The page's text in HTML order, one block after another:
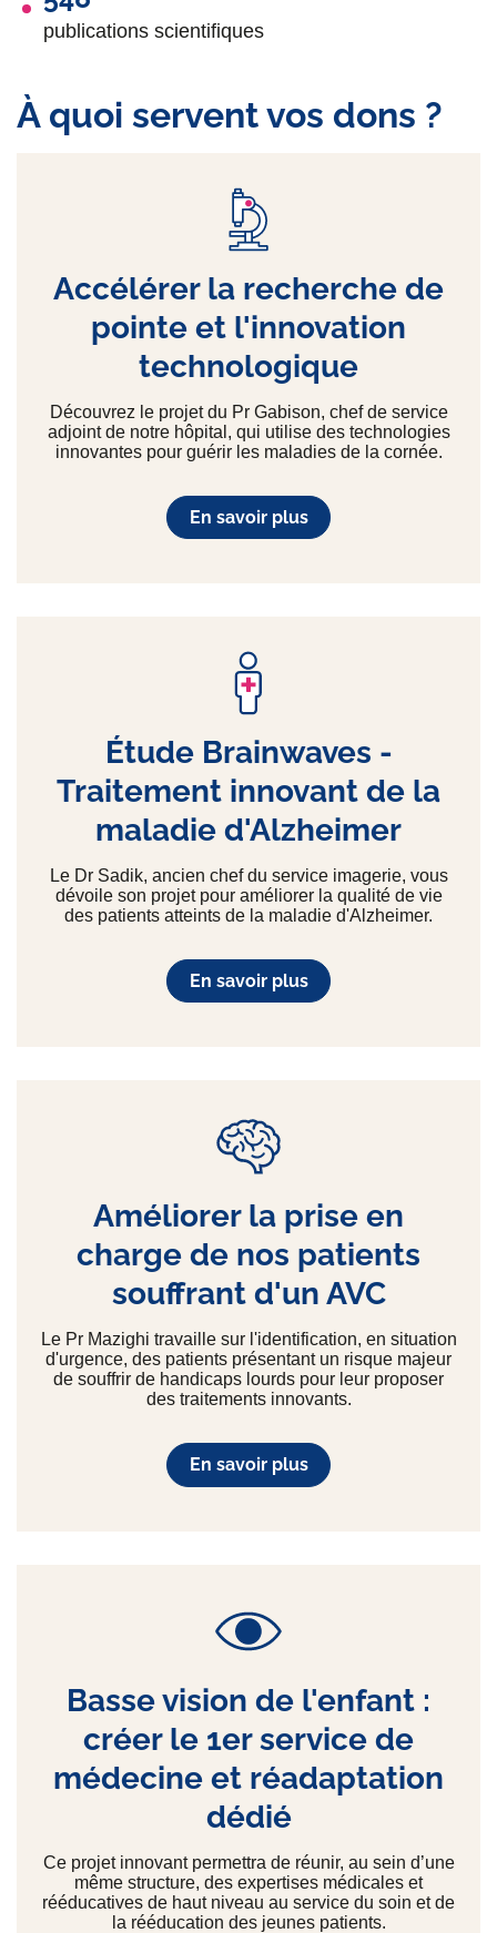
publications scientifiques
À quoi servent vos dons ?
Accélérer la recherche de
pointe et l'innovation
technologique
Découvrez le projet du Pr Gabison, chef de service
adjoint de notre hôpital, qui utilise des technologies
innovantes pour guérir les maladies de la cornée.
En savoir plus
Étude Brainwaves -
Traitement innovant de la
maladie d'Alzheimer
Le Dr Sadik, ancien chef du service imagerie, vous
dévoile son projet pour améliorer la qualité de vie
des patients atteints de la maladie d'Alzheimer.
En savoir plus
Améliorer la prise en
charge de nos patients
souffrant d'un AVC
Le Pr Mazighi travaille sur l'identification, en situation
d'urgence, des patients présentant un risque majeur
de souffrir de handicaps lourds pour leur proposer
des traitements innovants.
En savoir plus
Basse vision de l'enfant :
créer le 1er service de
médecine et réadaptation
dédié
Ce projet innovant permettra de réunir, au sein d’une
même structure, des expertises médicales et
rééducatives de haut niveau au service du soin et de
la rééducation des jeunes patients.